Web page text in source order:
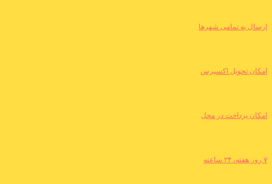
ارسال به تمامی شهرها
امکان تحویل اکسپرس
امکان پرداخت در محل
۷ روز هفته، ۲۴ ساعته